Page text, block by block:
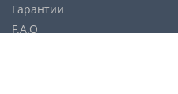
Гарантии
F.A.Q